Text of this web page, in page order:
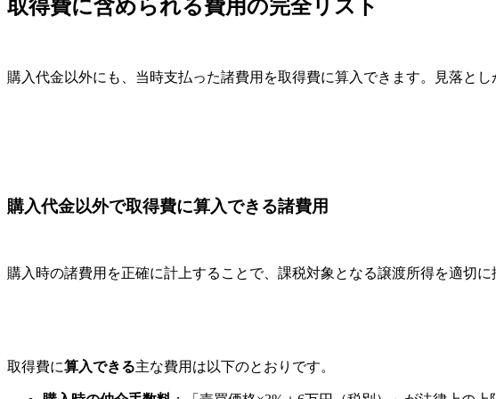
取得費に含められる費用の完全リスト
購入代金以外にも、当時支払った諸費用を取得費に算入できます。見落と
購入代金以外で取得費に算入できる諸費用
購入時の諸費用を正確に計上することで、課税対象となる譲渡所得を適切に
取得費に算入できる主な費用は以下のとおりです。